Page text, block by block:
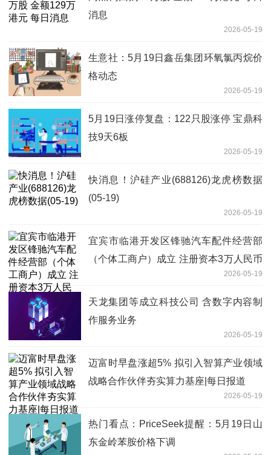
消息
2026-05-19
生意社：5月19日鑫岳集团环氧氯丙烷价
格动态
2026-05-19
5月19日涨停复盘：122只股涨停 宝鼎科
技9天6板
2026-05-19
快消息！沪硅产业(688126)龙虎榜数据
(05-19)
2026-05-19
宜宾市临港开发区锋驰汽车配件经营部
（个体工商户）成立 注册资本3万人民币
2026-05-19
天龙集团等成立科技公司 含数字内容制
作服务业务
2026-05-19
迈富时早盘涨超5% 拟引入智算产业领域
战略合作伙伴夯实算力基座|每日报道
2026-05-19
热门看点：PriceSeek提醒：5月19日山
东金岭苯胺价格下调